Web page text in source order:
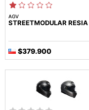
AGV
STREETMODULAR RESIA
$379.900